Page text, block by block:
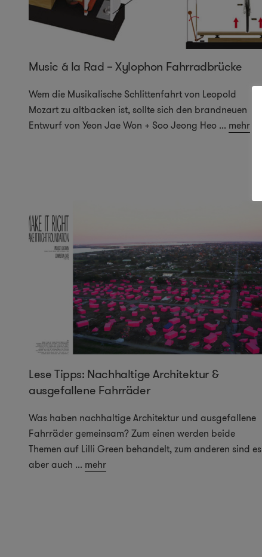
Music á la Rad – Xylophon Fahrradbrücke
Wem die Musikalische Schlittenfahrt von Leopold
Mozart zu altbacken ist, sollte sich den brandneuen
Entwurf von Yeon Jae Won + Soo Jeong Heo ... mehr
Lese Tipps: Nachhaltige Architektur &
ausgefallene Fahrräder
Was haben nachhaltige Architektur und ausgefallene
Fahrräder gemeinsam? Zum einen werden beide
Themen auf Lilli Green behandelt, zum anderen sind es
aber auch ... mehr